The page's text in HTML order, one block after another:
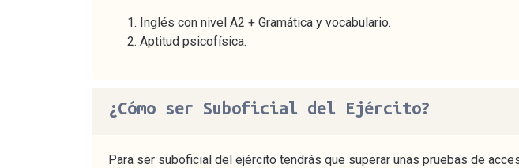
Inglés con nivel A2 + Gramática y vocabulario.
Aptitud psicofísica.
¿Cómo ser Suboficial del Ejército?
Para ser suboficial del ejército tendrás que superar unas pruebas de